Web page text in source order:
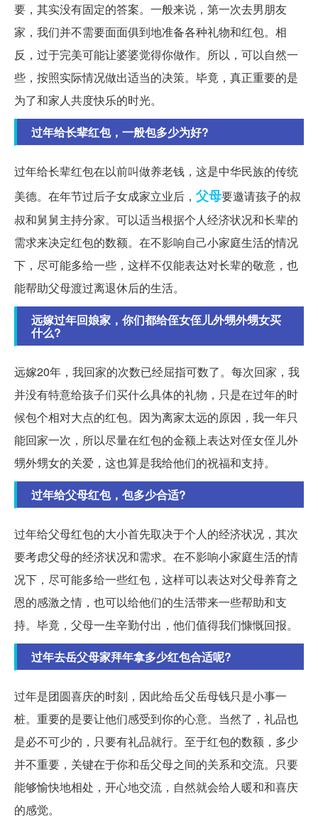
要，其实没有固定的答案。一般来说，第一次去男朋友
家，我们并不需要面面俱到地准备各种礼物和红包。相
反，过于完美可能让婆婆觉得你做作。所以，可以自然一
些，按照实际情况做出适当的决策。毕竟，真正重要的是
为了和家人共度快乐的时光。
过年给长辈红包，一般包多少为好?
过年给长辈红包在以前叫做养老钱，这是中华民族的传统
美德。在年节过后子女成家立业后， 父母要邀请孩子的叔
叔和舅舅主持分家。可以适当根据个人经济状况和长辈的
需求来决定红包的数额。在不影响自己小家庭生活的情况
下，尽可能多给一些，这样不仅能表达对长辈的敬意，也
能帮助父母渡过离退休后的生活。
远嫁过年回娘家，你们都给侄女侄儿外甥外甥女买
什么?
远嫁20年，我回家的次数已经屈指可数了。每次回家，我
并没有特意给孩子们买什么具体的礼物，只是在过年的时
候包个相对大点的红包。因为离家太远的原因，我一年只
能回家一次，所以尽量在红包的金额上表达对侄女侄儿外
甥外甥女的关爱，这也算是我给他们的祝福和支持。
过年给父母红包，包多少合适?
过年给父母红包的大小首先取决于个人的经济状况，其次
要考虑父母的经济状况和需求。在不影响小家庭生活的情
况下，尽可能多给一些红包，这样可以表达对父母养育之
恩的感激之情，也可以给他们的生活带来一些帮助和支
持。毕竟，父母一生辛勤付出，他们值得我们慷慨回报。
过年去岳父母家拜年拿多少红包合适呢?
过年是团圆喜庆的时刻，因此给岳父岳母钱只是小事一
桩。重要的是要让他们感受到你的心意。当然了，礼品也
是必不可少的，只要有礼品就行。至于红包的数额，多少
并不重要，关键在于你和岳父母之间的关系和交流。只要
能够愉快地相处，开心地交流，自然就会给人暖和和喜庆
的感觉。